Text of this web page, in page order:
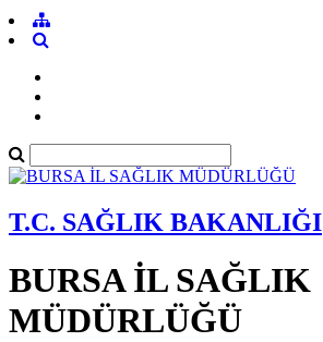
T.C. SAĞLIK BAKANLIĞI
BURSA İL SAĞLIK
MÜDÜRLÜĞÜ